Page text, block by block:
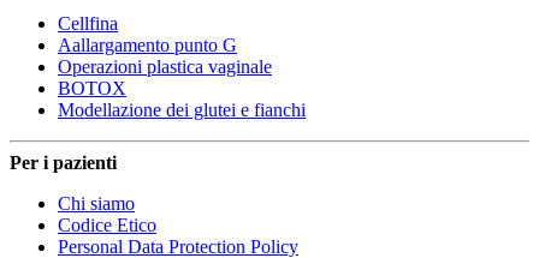
Cellfina
Aallargamento punto G
Operazioni plastica vaginale
BOTOX
Modellazione dei glutei e fianchi
Per i pazienti
Chi siamo
Codice Etico
Personal Data Protection Policy